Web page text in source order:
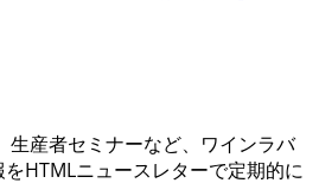
生産者セミナーなど、ワインラバ
HTMLニュースレターで定期的に